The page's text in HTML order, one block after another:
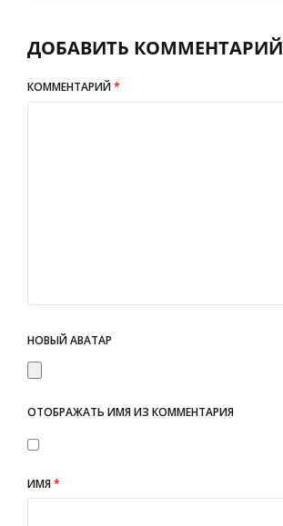
ДОБАВИТЬ КОММЕНТАРИЙ
КОММЕНТАРИЙ*
НОВЫЙ АВАТАР
ОТОБРАЖАТЬ ИМЯ ИЗ КОММЕНТАРИЯ
ИМЯ*